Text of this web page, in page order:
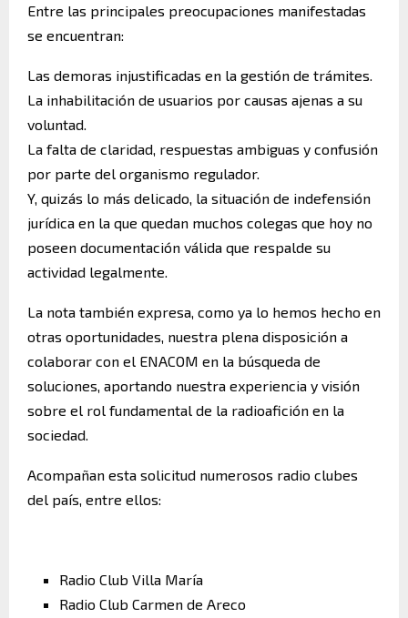
Entre las principales preocupaciones manifestadas
se encuentran:
Las demoras injustificadas en la gestión de trámites.
La inhabilitación de usuarios por causas ajenas a su
voluntad.
La falta de claridad, respuestas ambiguas y confusión
por parte del organismo regulador.
Y, quizás lo más delicado, la situación de indefensión
jurídica en la que quedan muchos colegas que hoy no
poseen documentación válida que respalde su
actividad legalmente.
La nota también expresa, como ya lo hemos hecho en
otras oportunidades, nuestra plena disposición a
colaborar con el ENACOM en la búsqueda de
soluciones, aportando nuestra experiencia y visión
sobre el rol fundamental de la radioafición en la
sociedad.
Acompañan esta solicitud numerosos radio clubes
del país, entre ellos:
Radio Club Villa María
Radio Club Carmen de Areco